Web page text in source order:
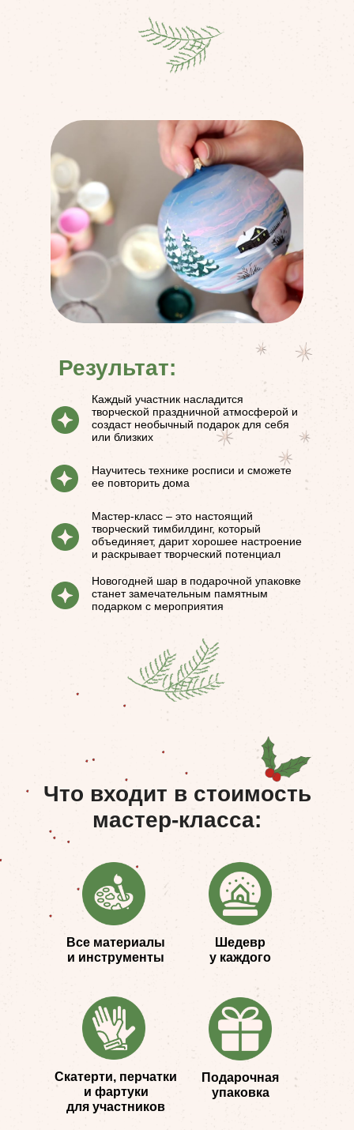
Результат:
Каждый участник насладится
творческой праздничной атмосферой и
создаст необычный подарок для себя
или близких
Научитесь технике росписи и сможете
ее повторить дома
Мастер-класс – это настоящий
творческий тимбилдинг, который
объединяет, дарит хорошее настроение
и раскрывает творческий потенциал
Новогодней шар в подарочной упаковке
станет замечательным памятным
подарком с мероприятия
Что входит в стоимость
мастер-класса:
Все материалы
и инструменты
Шедевр
у каждого
Скатерти, перчатки
и фартуки
для участников
Подарочная
упаковка